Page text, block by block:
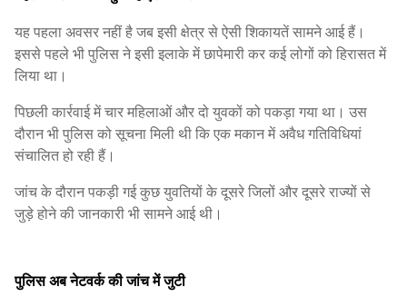
यह पहला अवसर नहीं है जब इसी क्षेत्र से ऐसी शिकायतें सामने आई हैं।
इससे पहले भी पुलिस ने इसी इलाके में छापेमारी कर कई लोगों को हिरासत में
लिया था।
पिछली कार्रवाई में चार महिलाओं और दो युवकों को पकड़ा गया था। उस
दौरान भी पुलिस को सूचना मिली थी कि एक मकान में अवैध गतिविधियां
संचालित हो रही हैं।
जांच के दौरान पकड़ी गई कुछ युवतियों के दूसरे जिलों और दूसरे राज्यों से
जुड़े होने की जानकारी भी सामने आई थी।
पुलिस अब नेटवर्क की जांच में जुटी